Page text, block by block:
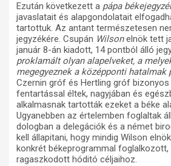
Ezután következett a pápa
javaslatait és alapgondolatait
tartottuk. Az antant természetesen
jegyzékére. Csupán Wilsonelnök tett
január 8-án kiadott, 14 pontból álló
proklamált olyan alapelveket, a
megegyeznek a középponti hatalmak
Czernin gróf és Hertling gróf
fentartással éltek, nagyjában és
alkalmasnak tartották ezeket a béke
Ugyanebben az értelemben foglaltak
dologban a delegációk és a német
kell állapitani, hogy mindig Wilson
konkrét békeprogrammal
ragaszkodott hóditó céljaihoz.